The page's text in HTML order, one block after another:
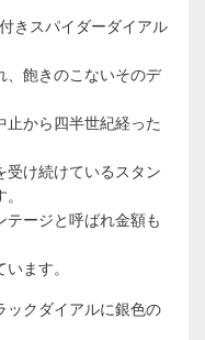
きスパイダーダイアル
、飽きのこないそのデ
から四半世紀経った
け続けているスタン
ージと呼ばれ金額も
ます。
ックダイアルに銀色の